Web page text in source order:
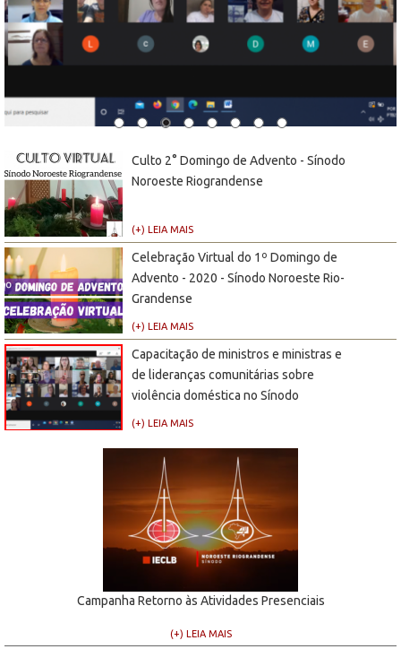
Culto 2° Domingo de Advento - Sínodo
Noroeste Riograndense
(+) LEIA MAIS
Celebração Virtual do 1º Domingo de
Advento - 2020 - Sínodo Noroeste Rio-
Grandense
(+) LEIA MAIS
Capacitação de ministros e ministras e
de lideranças comunitárias sobre
violência doméstica no Sínodo
Noroeste Riograndense
(+) LEIA MAIS
Campanha Retorno às Atividades Presenciais
(+) LEIA MAIS